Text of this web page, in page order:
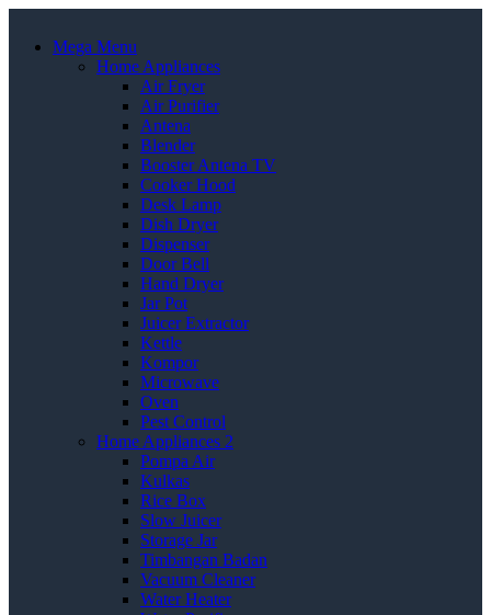
Mega Menu
Home Appliances
Air Fryer
Air Purifier
Antena
Blender
Booster Antena TV
Cooker Hood
Desk Lamp
Dish Dryer
Dispenser
Door Bell
Hand Dryer
Jar Pot
Juicer Extractor
Kettle
Kompor
Microwave
Oven
Pest Control
Home Appliances 2
Pompa Air
Kulkas
Rice Box
Slow Juicer
Storage Jar
Timbangan Badan
Vacuum Cleaner
Water Heater